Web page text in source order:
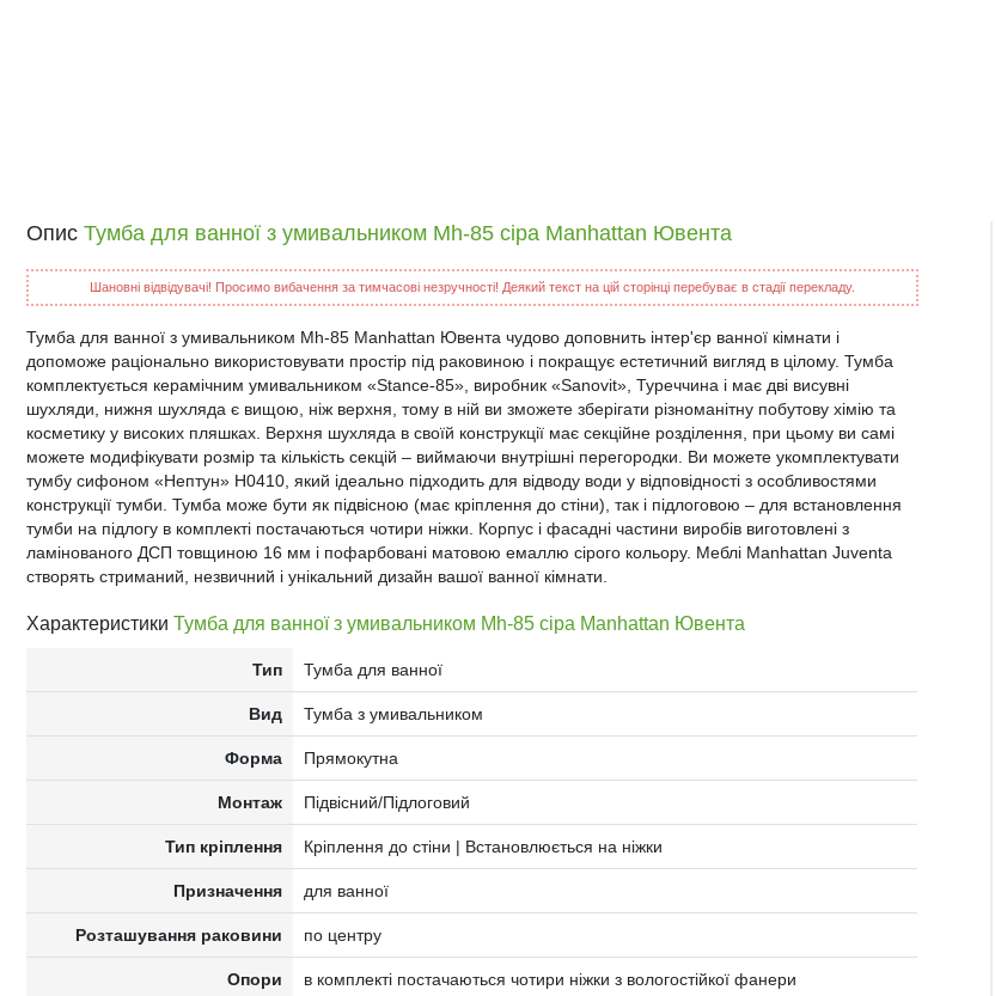
Опис Тумба для ванної з умивальником Mh-85 сіра Manhattan Ювента
Шановні відвідувачі! Просимо вибачення за тимчасові незручності! Деякий текст на цій сторінці перебуває в стадії перекладу.
Тумба для ванної з умивальником Mh-85 Manhattan Ювента чудово доповнить інтер'єр ванної кімнати і
допоможе раціонально використовувати простір під раковиною і покращує естетичний вигляд в цілому. Тумба
комплектується керамічним умивальником «Stance-85», виробник «Sanovit», Туреччина і має дві висувні
шухляди, нижня шухляда є вищою, ніж верхня, тому в ній ви зможете зберігати різноманітну побутову хімію та
косметику у високих пляшках. Верхня шухляда в своїй конструкції має секційне розділення, при цьому ви самі
можете модифікувати розмір та кількість секцій – виймаючи внутрішні перегородки. Ви можете укомплектувати
тумбу сифоном «Нептун» Н0410, який ідеально підходить для відводу води у відповідності з особливостями
конструкції тумби. Тумба може бути як підвісною (має кріплення до стіни), так і підлоговою – для встановлення
тумби на підлогу в комплекті постачаються чотири ніжки. Корпус і фасадні частини виробів виготовлені з
ламінованого ДСП товщиною 16 мм і пофарбовані матовою емаллю сірого кольору. Меблі Manhattan Juventa
створять стриманий, незвичний і унікальний дизайн вашої ванної кімнати.
Характеристики Тумба для ванної з умивальником Mh-85 сіра Manhattan Ювента
Тип Тумба для ванної
Вид Тумба з умивальником
Форма Прямокутна
Монтаж Підвісний/Підлоговий
Тип кріплення Кріплення до стіни | Встановлюється на ніжки
Призначення для ванної
Розташування раковини по центру
Опори в комплекті постачаються чотири ніжки з вологостійкої фанери